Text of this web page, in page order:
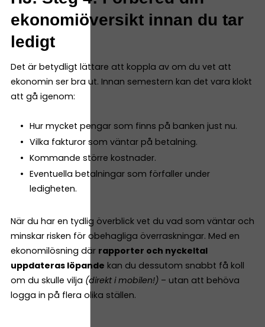
ekonomiöversikt innan du tar
ledigt
Det är betydligt lättare att koppla av om du vet att
ekonomin ser bra ut. Innan semestern kan det vara klokt
att gå igenom:
Hur mycket pengar som finns på banken just nu.
Vilka fakturor som väntar på betalning.
Kommande större kostnader.
Eventuella betalningar som förfaller under
ledigheten.
När du har en tydlig överblick vet du vad som väntar och
minskar risken för obehagliga överraskningar. Med en
ekonomilösning där rapporter och nyckeltal
uppdateras löpande kan du dessutom snabbt få koll
om du skulle vilja (direkt i mobilen!) – utan att behöva
logga in på flera olika ställen.